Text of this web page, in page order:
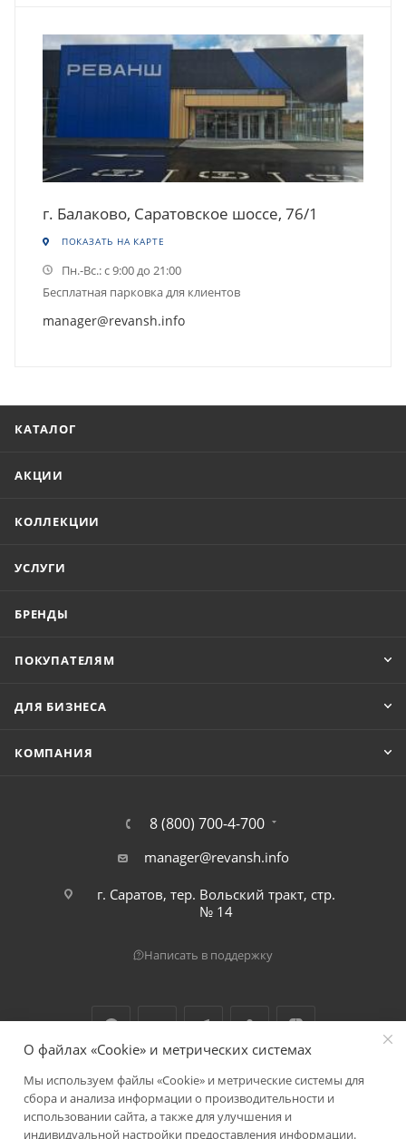
г. Балаково, Саратовское шоссе, 76/1
ПОКАЗАТЬ НА КАРТЕ
Пн.-Вс.: с 9:00 до 21:00
Бесплатная парковка для клиентов
manager@revansh.info
КАТАЛОГ
АКЦИИ
КОЛЛЕКЦИИ
УСЛУГИ
БРЕНДЫ
ПОКУПАТЕЛЯМ
ДЛЯ БИЗНЕСА
КОМПАНИЯ
8 (800) 700-4-700
manager@revansh.info
г. Саратов, тер. Вольский тракт, стр.
№ 14
Написать в поддержку
2026 © ООО "Реванш"
О файлах «Cookie» и метрических системах
Мы используем файлы «Cookie» и метрические системы для
сбора и анализа информации о производительности и
использовании сайта, а также для улучшения и
индивидуальной настройки предоставления информации.